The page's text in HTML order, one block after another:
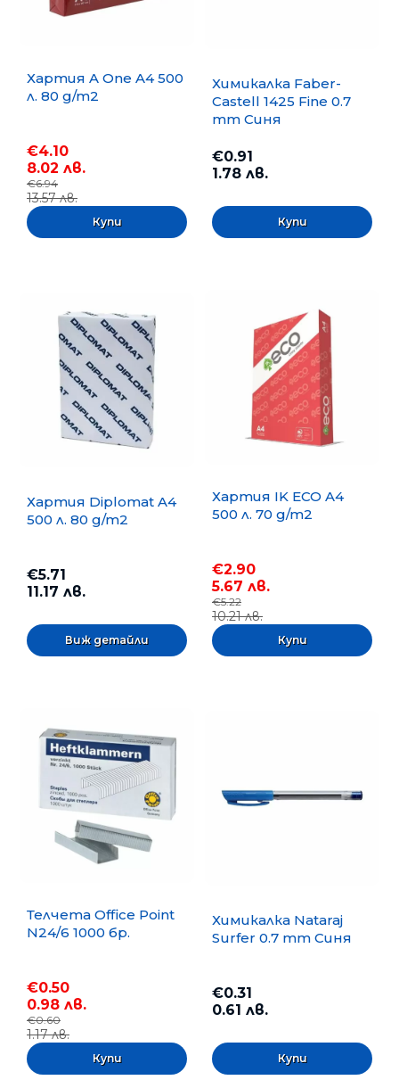
Хартия A One A4 500
л. 80 g/m2
€4.10
8.02 лв.
€6.94
13.57 лв.
Химикалка Faber-
Castell 1425 Fine 0.7
mm Синя
€0.91
1.78 лв.
Хартия Diplomat A4
500 л. 80 g/m2
€5.71
11.17 лв.
Виж детайли
Хартия IK ECO A4
500 л. 70 g/m2
€2.90
5.67 лв.
€5.22
10.21 лв.
Телчета Office Point
N24/6 1000 бр.
€0.50
0.98 лв.
€0.60
1.17 лв.
Химикалка Nataraj
Surfer 0.7 mm Синя
€0.31
0.61 лв.